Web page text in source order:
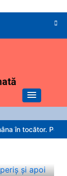
tocător. Pompierii